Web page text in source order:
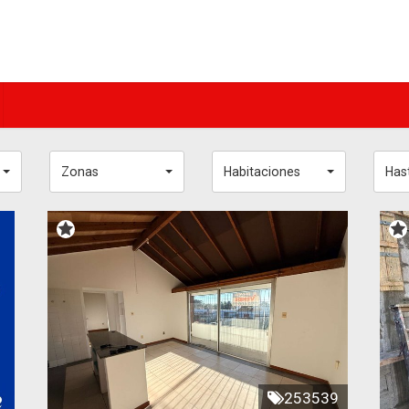
Zonas Habitaciones
253539